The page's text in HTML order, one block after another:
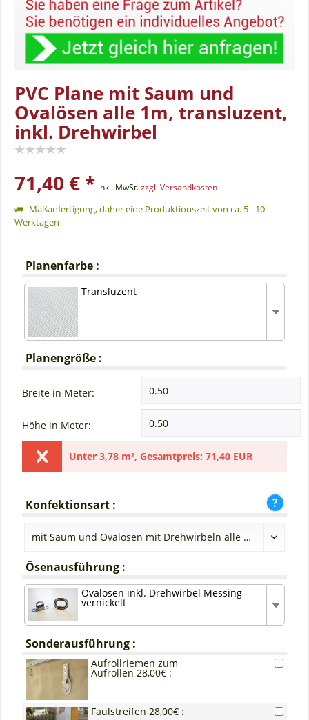
PVC Plane mit Saum und
Ovalösen alle 1m, transluzent,
inkl. Drehwirbel
71,40 € * inkl. MwSt.zzgl. Versandkosten
Maßanfertigung, daher eine Produktionszeit von ca. 5 - 10
Werktagen
Planenfarbe :
Transluzent
Planengröße :
Breite in Meter:
Höhe in Meter:
Unter 3,78 m², Gesamtpreis: 71,40 EUR
Konfektionsart :
Ösenausführung :
Ovalösen inkl. Drehwirbel Messing
vernickelt
Sonderausführung :
Aufrollriemen zum
Aufrollen 28,00€ :
Faulstreifen 28,00€ :